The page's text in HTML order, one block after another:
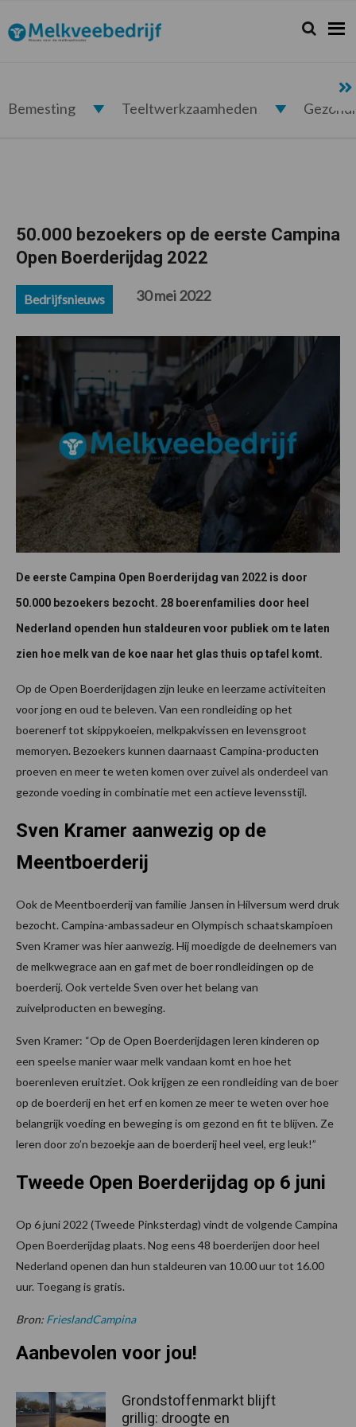
de
hoofdnavigatie
de
hoofd
de
eerste
de
voettekst
Melkveebedrijf.nl Zoeken...
Zoek
Bemesting Teeltwerkzaamheden
50.000 bezoekers op de eerste Campina
Open Boerderijdag 2022
Bedrijfsnieuws 30 mei 2022
De eerste Campina Open Boerderijdag van 2022 is door
50.000 bezoekers bezocht. 28 boerenfamilies door heel
Nederland openden hun staldeuren voor publiek om te laten
zien hoe melk van de koe naar het glas thuis op tafel komt.
Op de Open Boerderijdagen zijn leuke en leerzame activiteiten
voor jong en oud te beleven. Van een rondleiding op het
boerenerf tot skippykoeien, melkpakvissen en levensgroot
memoryen. Bezoekers kunnen daarnaast Campina-producten
proeven en meer te weten komen over zuivel als onderdeel van
gezonde voeding in combinatie met een actieve levensstijl.
Sven Kramer aanwezig op de
Meentboerderij
Ook de Meentboerderij van familie Jansen in Hilversum werd druk
bezocht. Campina-ambassadeur en Olympisch schaatskampioen
Sven Kramer was hier aanwezig. Hij moedigde de deelnemers van
de melkwegrace aan en gaf met de boer rondleidingen op de
boerderij. Ook vertelde Sven over het belang van
zuivelproducten en beweging.
Sven Kramer: “Op de Open Boerderijdagen leren kinderen op
een speelse manier waar melk vandaan komt en hoe het
boerenleven eruitziet. Ook krijgen ze een rondleiding van de boer
op de boerderij en het erf en komen ze meer te weten over hoe
belangrijk voeding en beweging is om gezond en fit te blijven. Ze
leren door zo’n bezoekje aan de boerderij heel veel, erg leuk!”
Tweede Open Boerderijdag op 6 juni
Op 6 juni 2022 (Tweede Pinksterdag) vindt de volgende Campina
Open Boerderijdag plaats. Nog eens 48 boerderijen door heel
Nederland openen dan hun staldeuren van 10.00 uur tot 16.00
uur. Toegang is gratis.
Bron: FrieslandCampina
Aanbevolen voor jou!
Grondstoffenmarkt blijft
grillig: droogte en